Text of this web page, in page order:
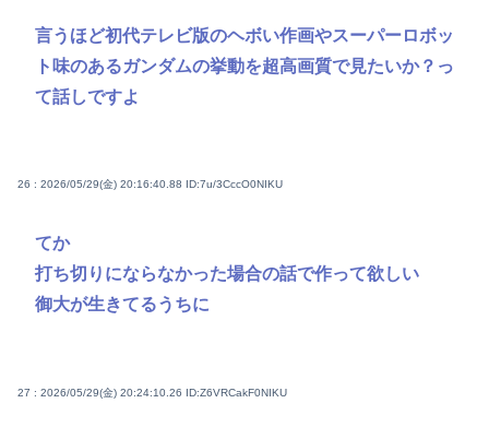
言うほど初代テレビ版のヘボい作画やスーパーロボッ
ト味のあるガンダムの挙動を超高画質で見たいか？っ
て話しですよ
26 : 2026/05/29(金) 20:16:40.88 ID:7u/3CccO0NIKU
てか
打ち切りにならなかった場合の話で作って欲しい
御大が生きてるうちに
27 : 2026/05/29(金) 20:24:10.26 ID:Z6VRCakF0NIKU